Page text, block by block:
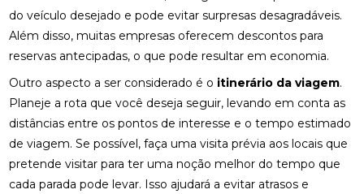
do veículo desejado e pode evitar surpresas desagradáveis.
Além disso, muitas empresas oferecem descontos para
reservas antecipadas, o que pode resultar em economia.
Outro aspecto a ser considerado é o itinerário da viagem.
Planeje a rota que você deseja seguir, levando em conta as
distâncias entre os pontos de interesse e o tempo estimado
de viagem. Se possível, faça uma visita prévia aos locais que
pretende visitar para ter uma noção melhor do tempo que
cada parada pode levar. Isso ajudará a evitar atrasos e